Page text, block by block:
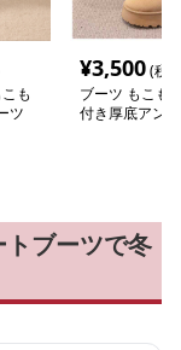
も
ツ
¥3,500(税
ブーツ もこも
付き厚底アン
ブーツで冬